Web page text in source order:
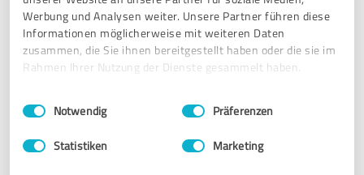
Werbung und Analysen weiter. Unsere Partner führen diese
Informationen möglicherweise mit weiteren Daten
zusammen, die Sie ihnen bereitgestellt haben oder die sie im
Rahmen Ihrer Nutzung der Dienste gesammelt haben.
Impressum Datenschutzbestimmungen
Einwilligungsauswahl
Notwendig Präferenzen
Statistiken Marketing
Kommentar von GRAHL Hausmeisterservice
GmbH:
Thanks for your support .
5,00 von 5
SEHR GUT